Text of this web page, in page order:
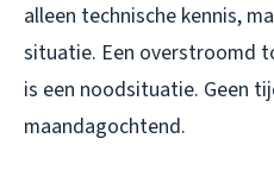
alleen technische kennis,
situatie. Een overstroomd
is een noodsituatie. Geen
maandagochtend.